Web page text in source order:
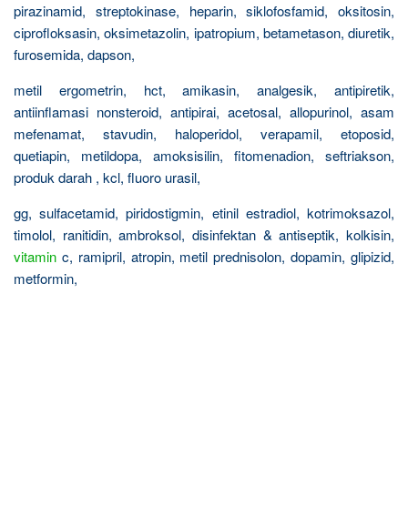
pirazinamid, streptokinase, heparin, siklofosfamid, oksitosin,
ciprofloksasin, oksimetazolin, ipatropium, betametason, diuretik,
furosemida, dapson,
metil ergometrin, hct, amikasin, analgesik, antipiretik,
antiinflamasi nonsteroid, antipirai, acetosal, allopurinol, asam
mefenamat, stavudin, haloperidol, verapamil, etoposid,
quetiapin, metildopa, amoksisilin, fitomenadion, seftriakson,
produk darah , kcl, fluoro urasil,
gg, sulfacetamid, piridostigmin, etinil estradiol, kotrimoksazol,
timolol, ranitidin, ambroksol, disinfektan & antiseptik, kolkisin,
vitamin c, ramipril, atropin, metil prednisolon, dopamin, glipizid,
metformin,